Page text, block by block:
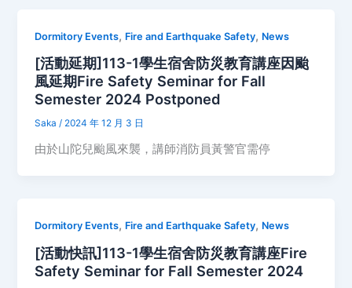
Dormitory Events, Fire and Earthquake Safety, News
[活動延期]113-1學生宿舍防災教育講座因颱
風延期Fire Safety Seminar for Fall
Semester 2024 Postponed
Saka/ 2024 年 12 月 3 日
由於山陀兒颱風來襲，講師消防員黃警官需停
Dormitory Events, Fire and Earthquake Safety, News
[活動快訊]113-1學生宿舍防災教育講座Fire
Safety Seminar for Fall Semester 2024